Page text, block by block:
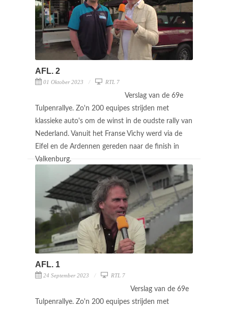
AFL. 2
01 Oktober 2023 RTL 7
Verslag van de 69e
Tulpenrallye. Zo'n 200 equipes strijden met
klassieke auto's om de winst in de oudste rally van
Nederland. Vanuit het Franse Vichy werd via de
Eifel en de Ardennen gereden naar de finish in
Valkenburg.
AFL. 1
24 September 2023 RTL 7
Verslag van de 69e
Tulpenrallye. Zo'n 200 equipes strijden met